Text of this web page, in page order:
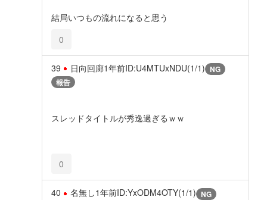
結局いつもの流れになると思う
0
39 日向回廊1年前ID:U4MTUxNDU(1/1) NG
報告
スレッドタイトルが秀逸過ぎるｗｗ
0
40 名無し1年前ID:YxODM4OTY(1/1) NG